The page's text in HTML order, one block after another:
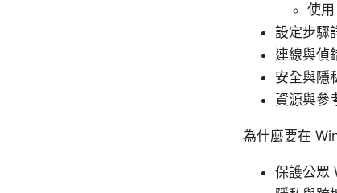
使
設定步驟
連線與偵
安全與隱
資源與參
為什麼要在
保護公眾